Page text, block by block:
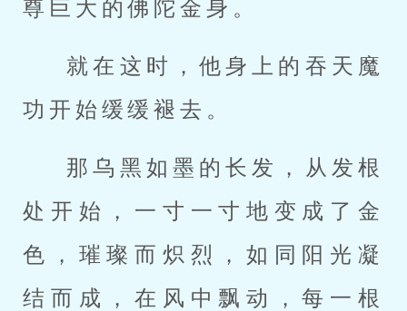
尊巨大的佛陀金身。
就在这时，他身上的吞天魔
功开始缓缓褪去。
那乌黑如墨的长发，从发根
处开始，一寸一寸地变成了金
色，璀璨而炽烈，如同阳光凝
结而成，在风中飘动，每一根